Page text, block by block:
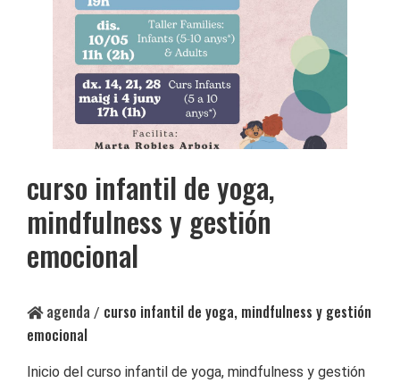
curso infantil de yoga,
mindfulness y gestión
emocional
agenda / curso infantil de yoga, mindfulness y gestión
emocional
Inicio del curso infantil de yoga, mindfulness y gestión